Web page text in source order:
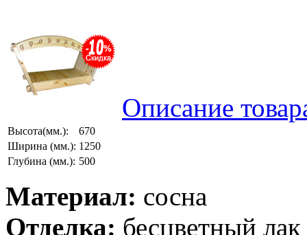
Описание
Высота(мм.):
670
Ширина (мм.): 1250
Глубина (мм.): 500
Материал: сосна
Отделка: бесцветный лак